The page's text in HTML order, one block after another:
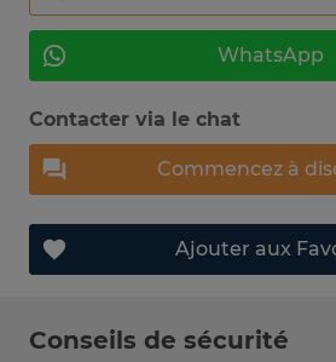
WhatsApp
Contacter via le chat
Commencez à
Ajouter aux
Conseils de sécurité